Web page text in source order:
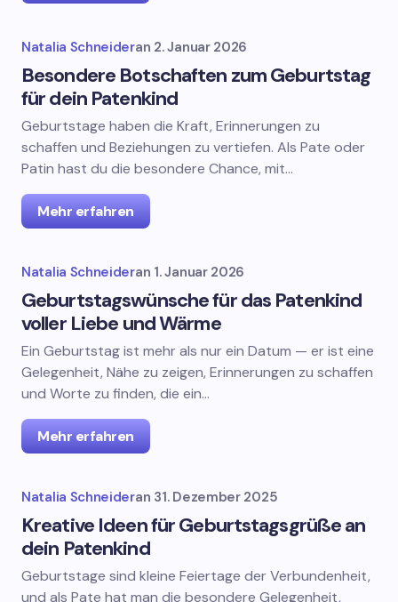
Natalia Schneideran 2. Januar 2026
Besondere Botschaften zum Geburtstag
für dein Patenkind
Geburtstage haben die Kraft, Erinnerungen zu
schaffen und Beziehungen zu vertiefen. Als Pate oder
Patin hast du die besondere Chance, mit…
Mehr erfahren
Natalia Schneideran 1. Januar 2026
Geburtstagswünsche für das Patenkind
voller Liebe und Wärme
Ein Geburtstag ist mehr als nur ein Datum — er ist eine
Gelegenheit, Nähe zu zeigen, Erinnerungen zu schaffen
und Worte zu finden, die ein…
Mehr erfahren
Natalia Schneideran 31. Dezember 2025
Kreative Ideen für Geburtstagsgrüße an
dein Patenkind
Geburtstage sind kleine Feiertage der Verbundenheit,
und als Pate hat man die besondere Gelegenheit,